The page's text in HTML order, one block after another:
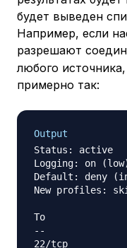
будет выведен
Например, если
разрешают
любого
примерно так:
Output
Status: active
Logging: on
Default: deny
New profiles:
To
--